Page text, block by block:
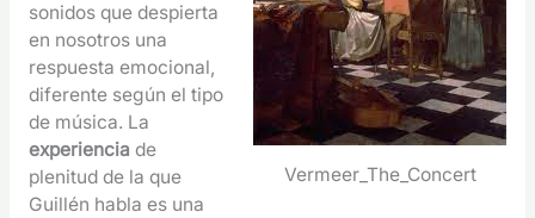
Vermeer_The_Concert
sonidos que despierta
en nosotros una
respuesta emocional,
diferente según el tipo
de música. La
experiencia de
plenitud de la que
Guillén habla es una